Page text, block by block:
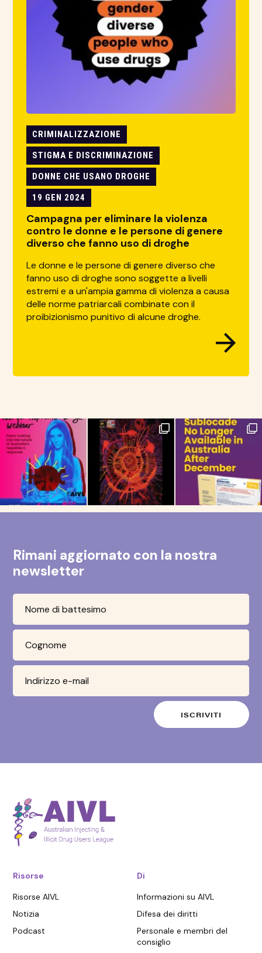
CRIMINALIZZAZIONE
STIGMA E DISCRIMINAZIONE
DONNE CHE USANO DROGHE
19 GEN 2024
Campagna per eliminare la violenza
contro le donne e le persone di genere
diverso che fanno uso di droghe
Le donne e le persone di genere diverso che
fanno uso di droghe sono soggette a livelli
estremi e a un'ampia gamma di violenza a causa
delle norme patriarcali combinate con il
proibizionismo punitivo di alcune droghe.
Rimani aggiornato con la nostra
newsletter
Risorse
Risorse AIVL
Notizia
Podcast
Di
Informazioni su AIVL
Difesa dei diritti
Personale e membri del
consiglio